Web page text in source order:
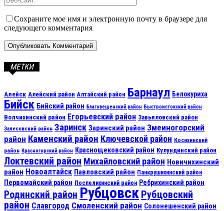
Сохраните мое имя и электронную почту в браузере для
следующего комментария
МЕТКИ
Алейск Алейский район Алтайский район Барнаул Белокуриха
Бийск Бийский район Благовещенский район Быстроистокский район
Волчихинский район Егорьевский район Завьяловский район
Залесовский район Заринск Заринский район Змеиногорский
район Каменский район Ключевской район Косихинский
район Красногорский район Краснощековский район Кулундинский район
Локтевский район Михайловский район Новичихинский
район Новоалтайск Павловский район Панкрушихинский район
Первомайский район Поспелихинский район Ребрихинский район
Родинский район Рубцовск Рубцовский
район Славгород Смоленский район Солонешенский район